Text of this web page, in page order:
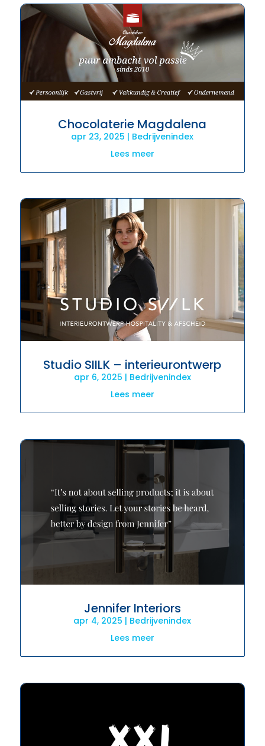
Chocolaterie Magdalena
apr 23, 2025 | Bedrijvenindex
Lees meer
Studio SIILK – interieurontwerp
apr 6, 2025 | Bedrijvenindex
Lees meer
Jennifer Interiors
apr 4, 2025 | Bedrijvenindex
Lees meer